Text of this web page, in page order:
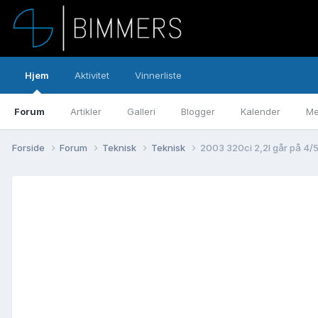
Hjem
Forum Artikler Galleri Blogger Kalender
Aktivitet Vinnerliste
Forside Forum Teknisk Teknisk 2003 320ci 2,2l går på 4/